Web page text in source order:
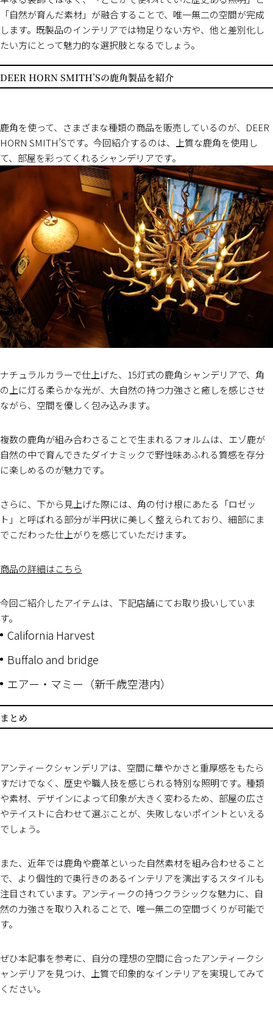
「自然が育んだ素材」が融合することで、唯一無二の空間が完成
します。既製品のインテリアでは物足りない方や、他と差別化し
たい方にとって魅力的な選択肢となるでしょう。
DEER HORN SMITH’Sの鹿角製品を紹介
鹿角を使って、さまざまな種類の商品を販売しているのが、DEER
HORN SMITH’Sです。今回紹介するのは、上質な鹿角を使用し
て、部屋を彩ってくれるシャンデリアです。
ナチュラルカラーで仕上げた、15灯式の鹿角シャンデリアで、角
の上に灯る柔らかな光が、大自然の持つ力強さと癒しを感じさせ
ながら、空間を優しく包み込みます。
複数の鹿角が組み合わさることで生まれるフォルムは、エゾ鹿が
自然の中で育んできたダイナミックで野性味あふれる質感を存分
に楽しめるのが魅力です。
さらに、下から見上げた際には、角の付け根にあたる「ロゼッ
ト」と呼ばれる部分が半円状に美しく整えられており、細部にま
でこだわった仕上がりを感じていただけます。
商品の詳細はこちら
今回ご紹介したアイテムは、下記店舗にてお取り扱いしていま
す。
California Harvest
Buffalo and bridge
エアー・マミー（新千歳空港内）
まとめ
アンティークシャンデリアは、空間に華やかさと重厚感をもたら
すだけでなく、歴史や職人技を感じられる特別な照明です。種類
や素材、デザインによって印象が大きく変わるため、部屋の広さ
やテイストに合わせて選ぶことが、失敗しないポイントといえる
でしょう。
また、近年では鹿角や鹿革といった自然素材を組み合わせること
で、より個性的で奥行きのあるインテリアを演出するスタイルも
注目されています。アンティークの持つクラシックな魅力に、自
然の力強さを取り入れることで、唯一無二の空間づくりが可能で
す。
ぜひ本記事を参考に、自分の理想の空間に合ったアンティークシ
ャンデリアを見つけ、上質で印象的なインテリアを実現してみて
ください。